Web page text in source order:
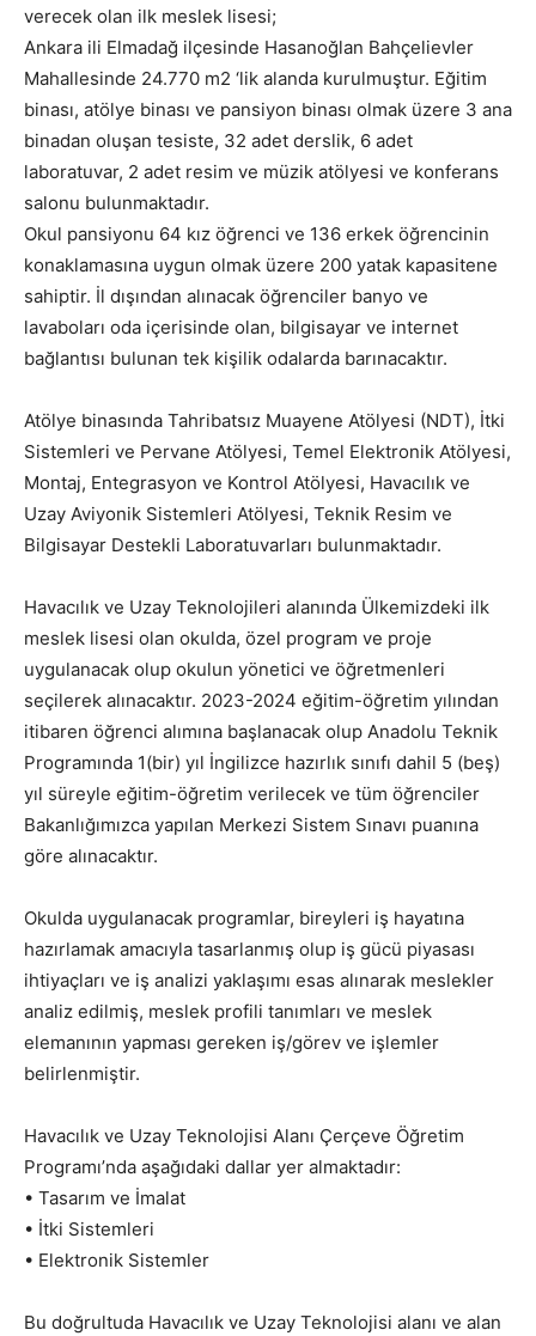
verecek olan ilk meslek lisesi;
Ankara ili Elmadağ ilçesinde Hasanoğlan Bahçelievler
Mahallesinde 24.770 m2 ‘lik alanda kurulmuştur. Eğitim
binası, atölye binası ve pansiyon binası olmak üzere 3 ana
binadan oluşan tesiste, 32 adet derslik, 6 adet
laboratuvar, 2 adet resim ve müzik atölyesi ve konferans
salonu bulunmaktadır.
Okul pansiyonu 64 kız öğrenci ve 136 erkek öğrencinin
konaklamasına uygun olmak üzere 200 yatak kapasitene
sahiptir. İl dışından alınacak öğrenciler banyo ve
lavaboları oda içerisinde olan, bilgisayar ve internet
bağlantısı bulunan tek kişilik odalarda barınacaktır.
Atölye binasında Tahribatsız Muayene Atölyesi (NDT), İtki
Sistemleri ve Pervane Atölyesi, Temel Elektronik Atölyesi,
Montaj, Entegrasyon ve Kontrol Atölyesi, Havacılık ve
Uzay Aviyonik Sistemleri Atölyesi, Teknik Resim ve
Bilgisayar Destekli Laboratuvarları bulunmaktadır.
Havacılık ve Uzay Teknolojileri alanında Ülkemizdeki ilk
meslek lisesi olan okulda, özel program ve proje
uygulanacak olup okulun yönetici ve öğretmenleri
seçilerek alınacaktır. 2023-2024 eğitim-öğretim yılından
itibaren öğrenci alımına başlanacak olup Anadolu Teknik
Programında 1(bir) yıl İngilizce hazırlık sınıfı dahil 5 (beş)
yıl süreyle eğitim-öğretim verilecek ve tüm öğrenciler
Bakanlığımızca yapılan Merkezi Sistem Sınavı puanına
göre alınacaktır.
Okulda uygulanacak programlar, bireyleri iş hayatına
hazırlamak amacıyla tasarlanmış olup iş gücü piyasası
ihtiyaçları ve iş analizi yaklaşımı esas alınarak meslekler
analiz edilmiş, meslek profili tanımları ve meslek
elemanının yapması gereken iş/görev ve işlemler
belirlenmiştir.
Havacılık ve Uzay Teknolojisi Alanı Çerçeve Öğretim
Programı’nda aşağıdaki dallar yer almaktadır:
• Tasarım ve İmalat
• İtki Sistemleri
• Elektronik Sistemler
Bu doğrultuda Havacılık ve Uzay Teknolojisi alanı ve alan